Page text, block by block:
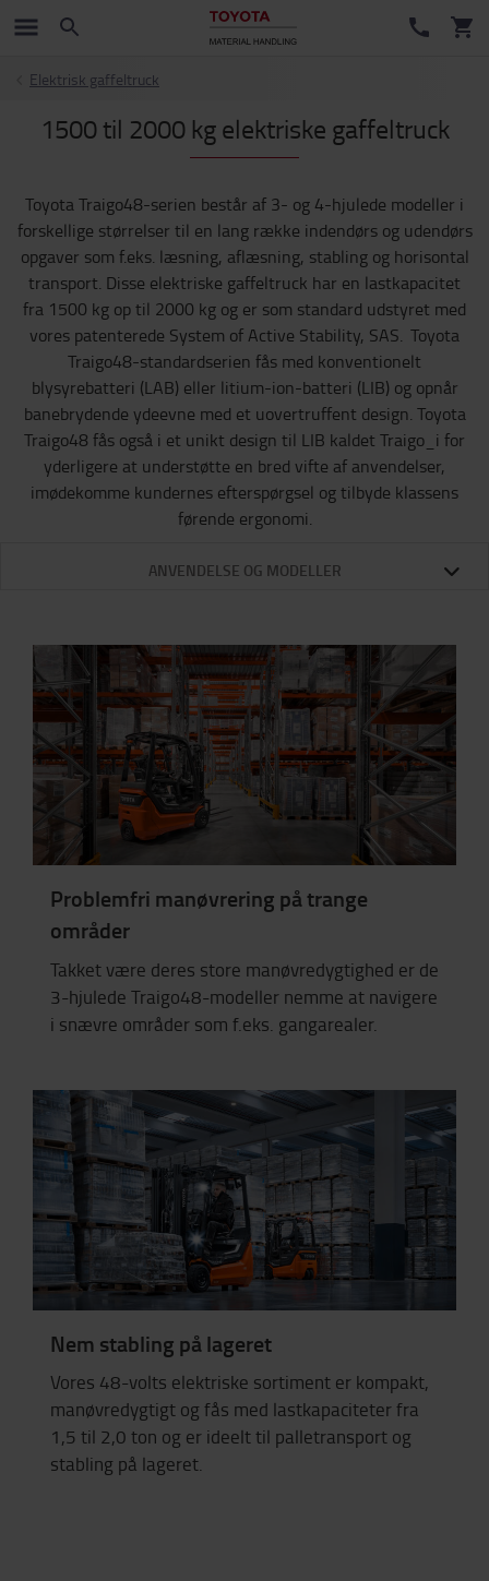
Elektrisk gaffeltruck
1500 til 2000 kg elektriske gaffeltruck
Toyota Traigo48-serien består af 3- og 4-hjulede modeller i
forskellige størrelser til en lang række indendørs og udendørs
opgaver som f.eks. læsning, aflæsning, stabling og horisontal
transport. Disse elektriske gaffeltruck har en lastkapacitet
fra 1500 kg op til 2000 kg og er som standard udstyret med
vores patenterede System of Active Stability, SAS. Toyota
Traigo48-standardserien fås med konventionelt
blysyrebatteri (LAB) eller litium-ion-batteri (LIB) og opnår
banebrydende ydeevne med et uovertruffent design. Toyota
Traigo48 fås også i et unikt design til LIB kaldet Traigo_i for
yderligere at understøtte en bred vifte af anvendelser,
imødekomme kundernes efterspørgsel og tilbyde klassens
førende ergonomi.
ANVENDELSE OG MODELLER
Problemfri manøvrering på trange
områder
Takket være deres store manøvredygtighed er de
3-hjulede Traigo48-modeller nemme at navigere
i snævre områder som f.eks. gangarealer.
Nem stabling på lageret
Vores 48-volts elektriske sortiment er kompakt,
manøvredygtigt og fås med lastkapaciteter fra
1,5 til 2,0 ton og er ideelt til palletransport og
stabling på lageret.